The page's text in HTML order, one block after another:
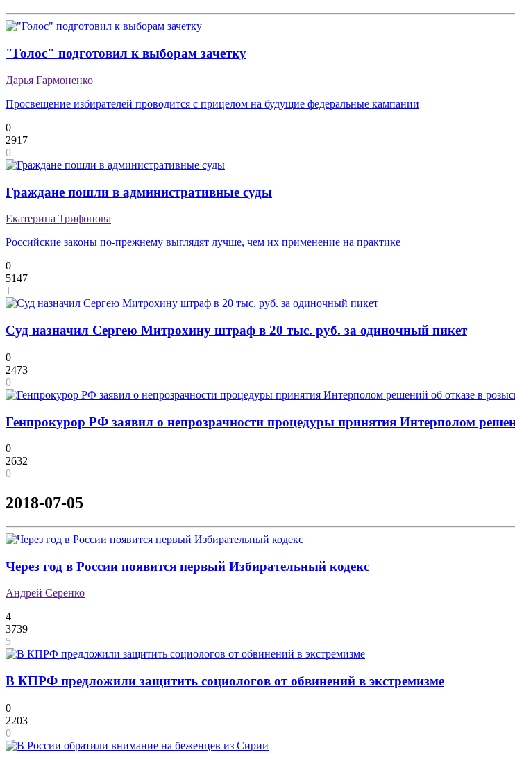
"Голос" подготовил к выборам зачетку
Дарья Гармоненко
Просвещение избирателей проводится с прицелом на будущие федеральные кампании
0
2917
0
Граждане пошли в административные суды
Екатерина Трифонова
Российские законы по-прежнему выглядят лучше, чем их применение на практике
0
5147
1
Суд назначил Сергею Митрохину штраф в 20 тыс. руб. за одиночный пикет
0
2473
0
Генпрокурор РФ заявил о непрозрачности процедуры принятия Интерполом
0
2632
0
2018-07-05
Через год в России появится первый Избирательный кодекс
Андрей Серенко
4
3739
5
В КПРФ предложили защитить социологов от обвинений в экстремизме
0
2203
0